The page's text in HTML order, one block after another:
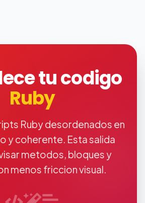
tu codigo
Ruby
Ruby desordenados en
y coherente. Esta salida
metodos, bloques y
menos friccion visual.